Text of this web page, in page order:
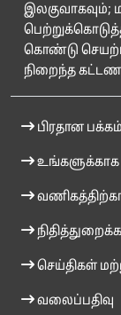
இலகுவாகவும்;
கொண்டு
நிறைந்த
பிரதான பக்கம்
உங்களுக்காக
செய்திகள்
வலைப்பதிவு